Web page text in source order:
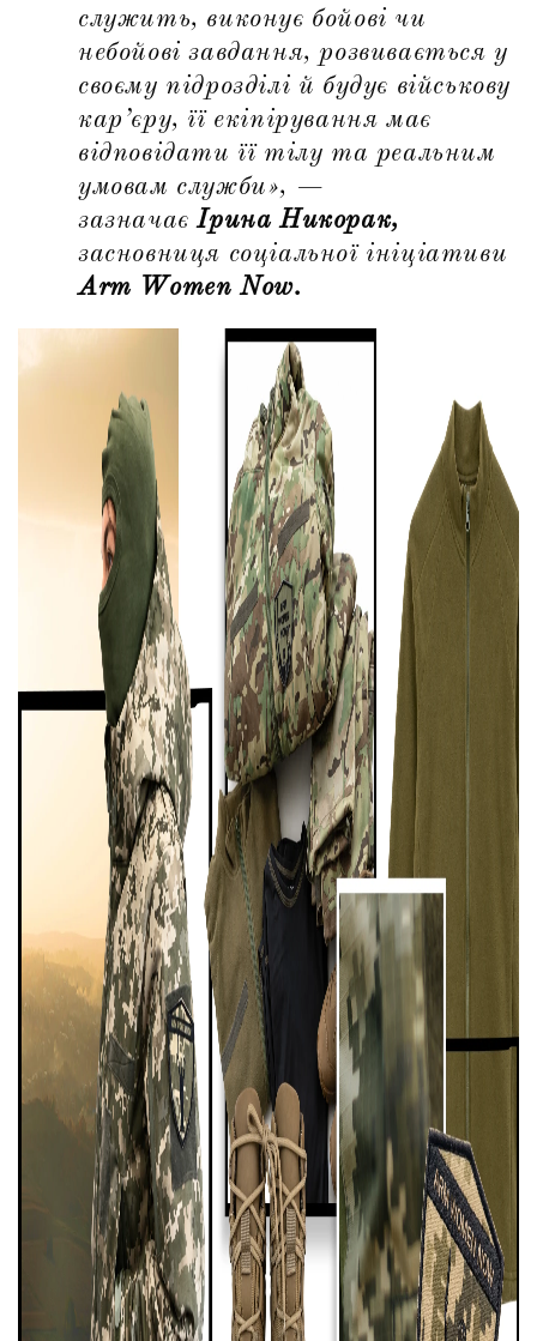
служить, виконує бойові чи
небойові завдання, розвивається у
своєму підрозділі й будує військову
кар’єру, її екіпірування має
відповідати її тілу та реальним
умовам служби», —
зазначає Ірина Никорак,
засновниця соціальної ініціативи
Arm Women Now.